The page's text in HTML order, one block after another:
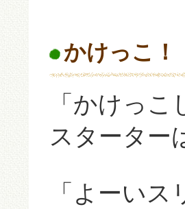
かけっこ
「 かけっこ
スターター
「よーい